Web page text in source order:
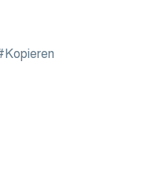
Kopieren